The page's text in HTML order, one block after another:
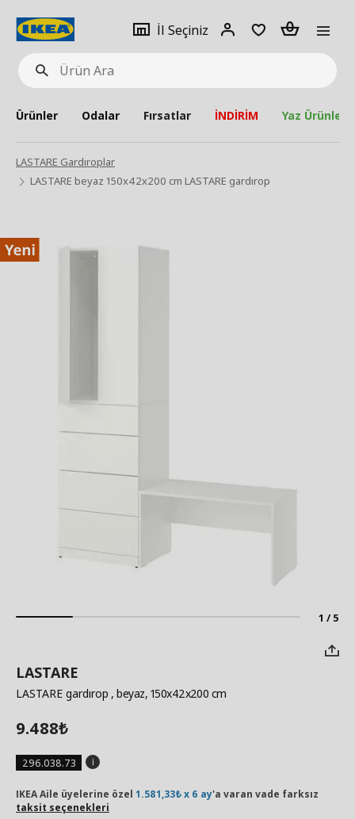
Ürün
Ara
İl Seçiniz
Giriş
Adet
Ürünler Odalar Fırsatlar İNDİRİM Yaz Ürünleri
LASTARE Gardıroplar
LASTARE beyaz 150x42x200 cm LASTARE gardırop
1 / 5
LASTARE
LASTARE gardırop , beyaz, 150x42x200 cm
9.488₺
296.038.73
IKEA Aile üyelerine özel 1.581,33₺ x 6 ay'a varan vade farksız
taksit seçenekleri